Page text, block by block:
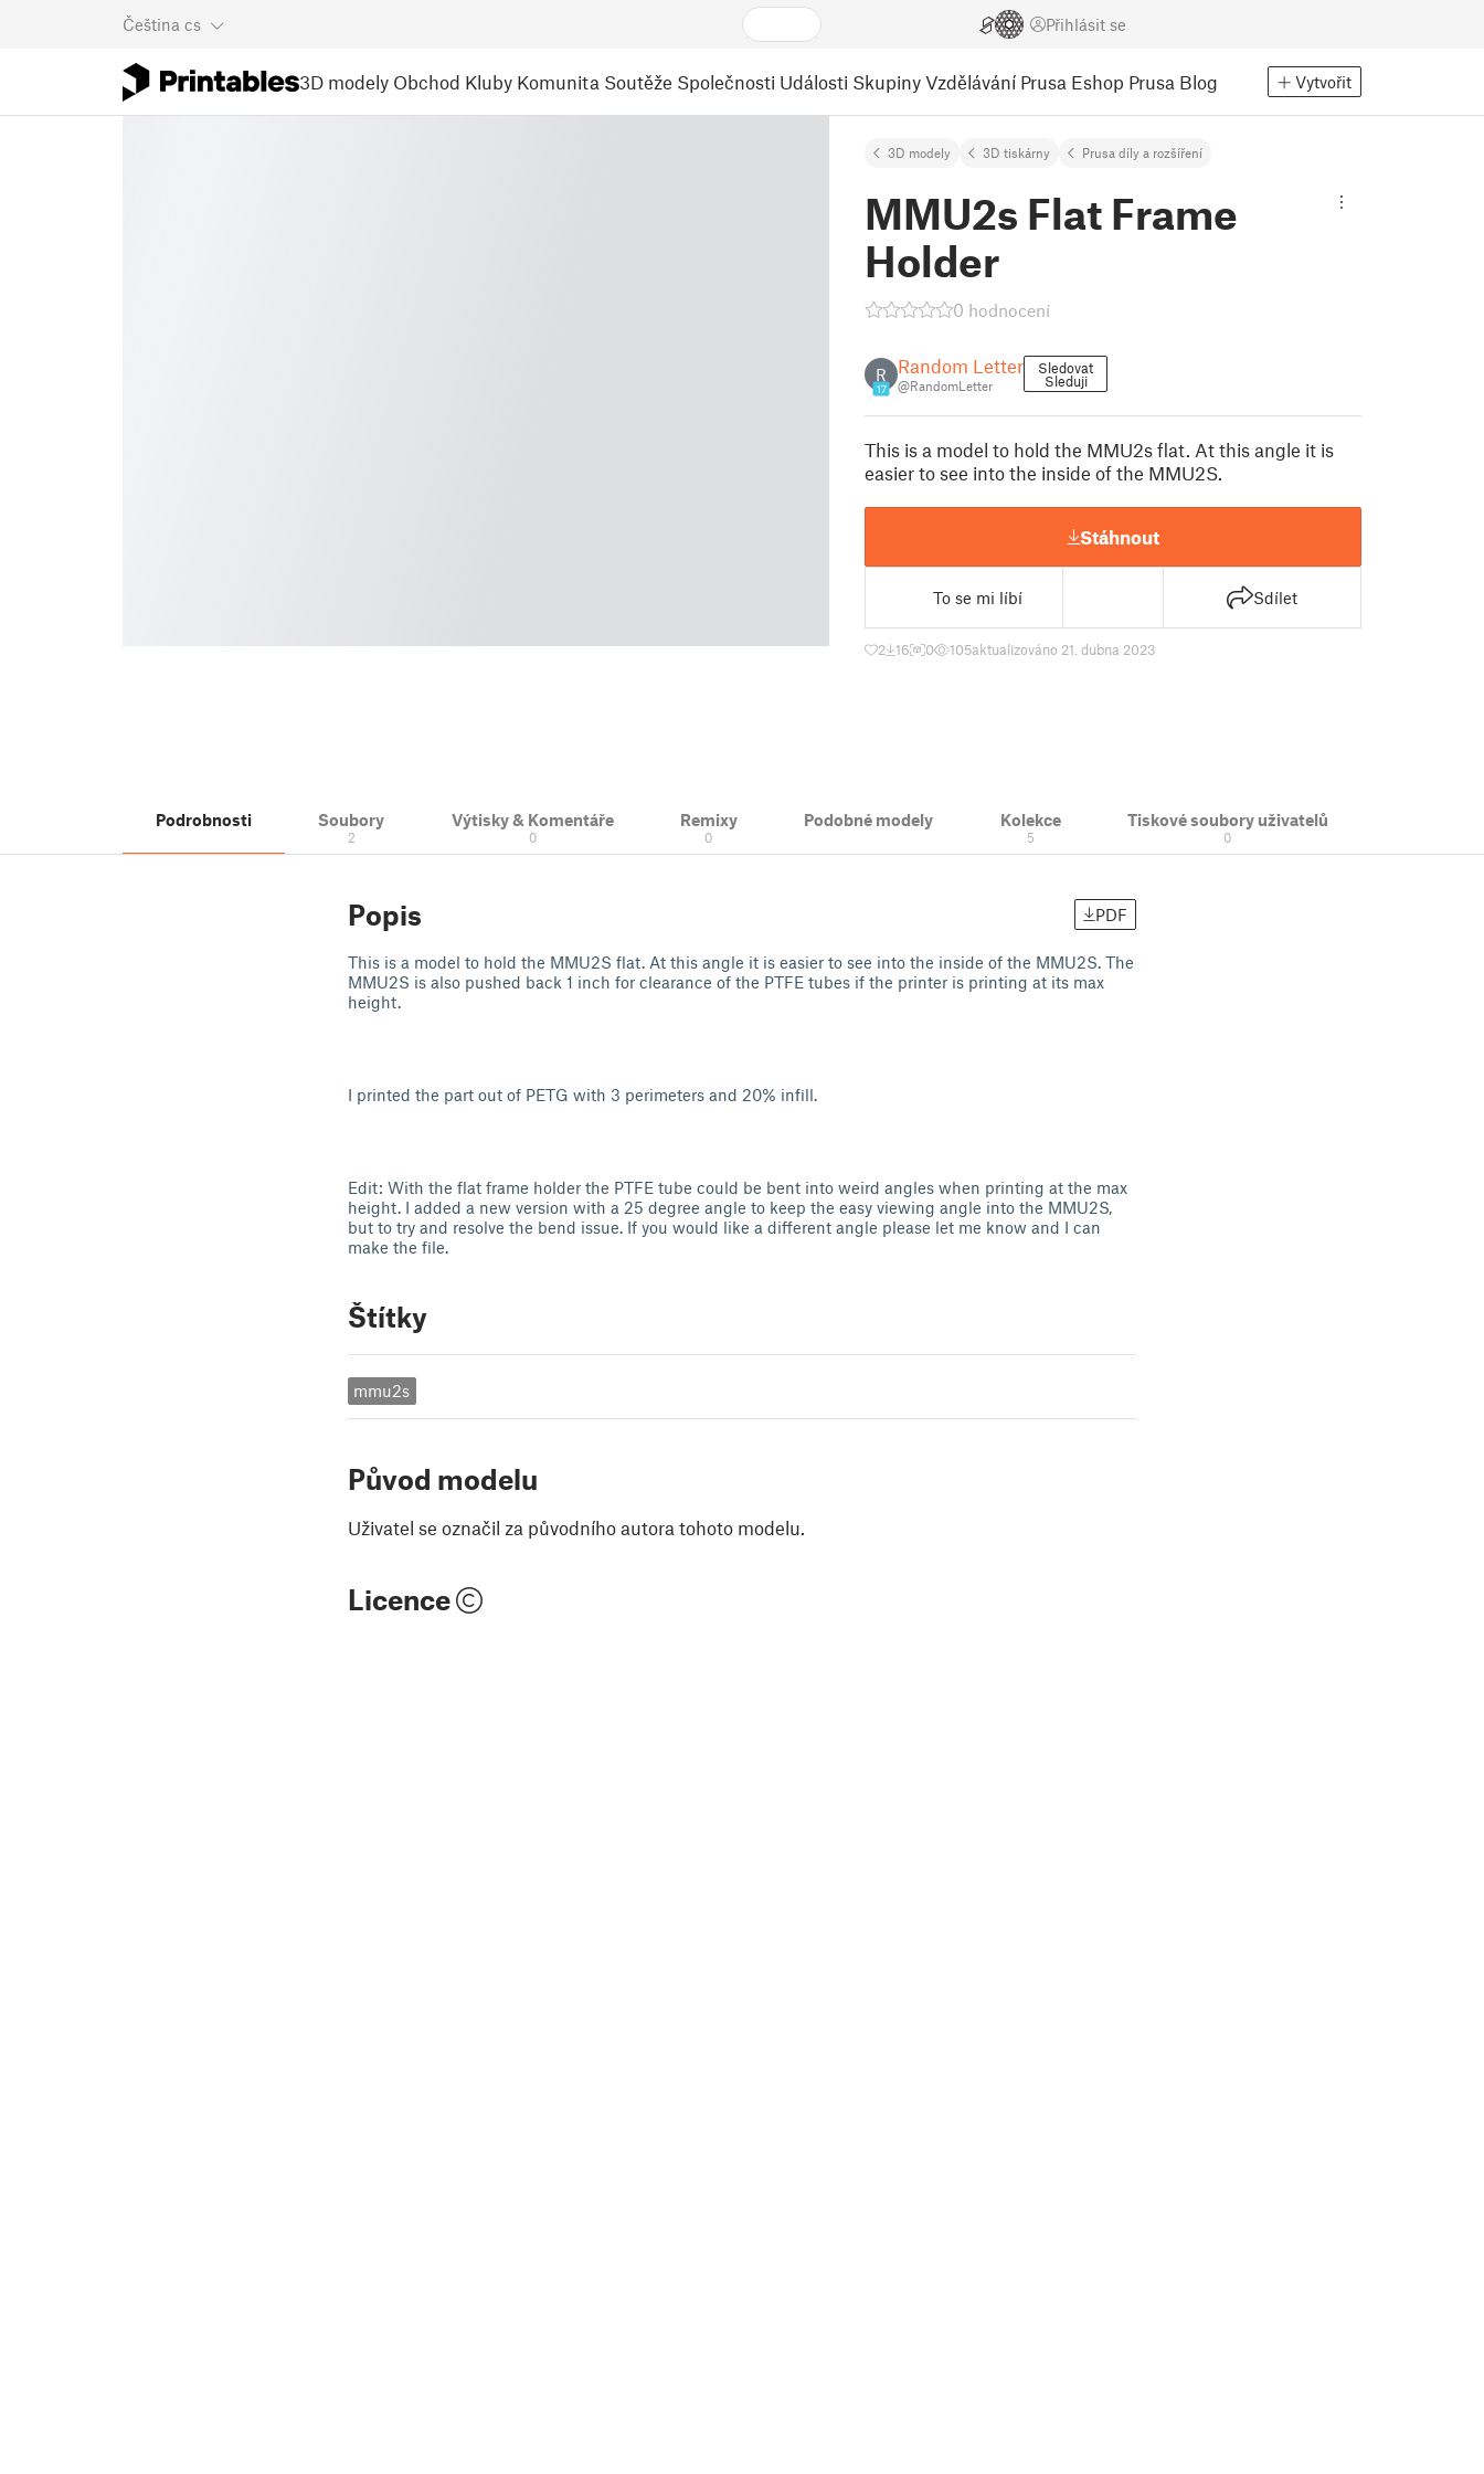
Čeština cs Přihlásit se
3D modely Obchod Kluby Komunita Soutěže Společnosti Události Skupiny Vzdělávání Prusa Eshop Prusa Blog Vytvořit
3D modely 3D tiskárny Prusa díly a rozšíření
MMU2s Flat Frame
Holder
0 hodnocení
R
17
Random Letter
@RandomLetter
Sledovat
Sleduji
This is a model to hold the MMU2s flat. At this angle it is
easier to see into the inside of the MMU2S.
Stáhnout
To se mi líbí Sdílet
2 16 0 105aktualizováno 21. dubna 2023
Podrobnosti Soubory
2
Výtisky & Komentáře
0
Remixy
0
Podobné modely Kolekce
5
Tiskové soubory uživatelů
0
Popis PDF
This is a model to hold the MMU2S flat. At this angle it is easier to see into the inside of the MMU2S. The
MMU2S is also pushed back 1 inch for clearance of the PTFE tubes if the printer is printing at its max
height.
I printed the part out of PETG with 3 perimeters and 20% infill.
Edit: With the flat frame holder the PTFE tube could be bent into weird angles when printing at the max
height. I added a new version with a 25 degree angle to keep the easy viewing angle into the MMU2S,
but to try and resolve the bend issue. If you would like a different angle please let me know and I can
make the file.
Štítky
mmu2s
Původ modelu
Uživatel se označil za původního autora tohoto modelu.
Licence